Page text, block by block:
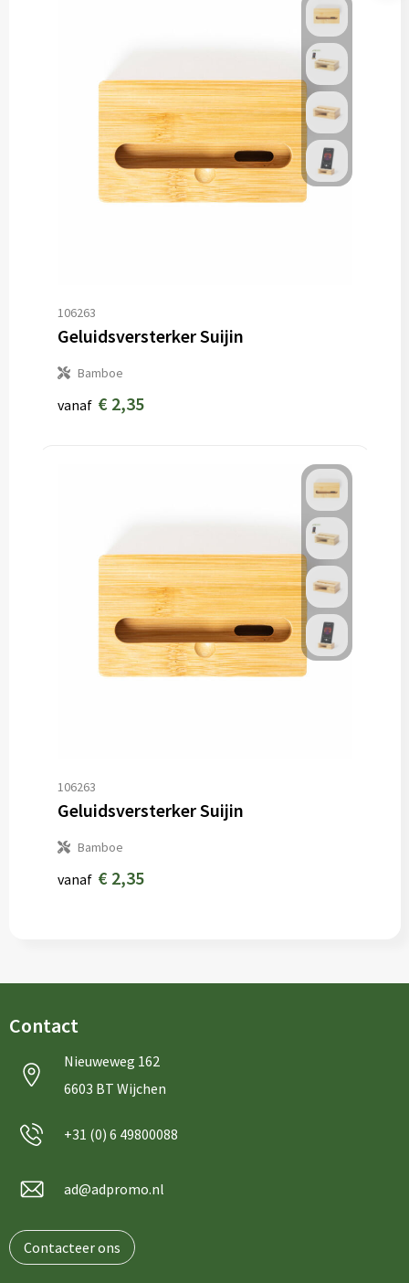
106263
Geluidsversterker Suijin
Bamboe
vanaf € 2,35
106263
Geluidsversterker Suijin
Bamboe
vanaf € 2,35
Contact
Nieuweweg 162
6603 BT Wijchen
+31 (0) 6 49800088
ad@adpromo.nl
Contacteer ons